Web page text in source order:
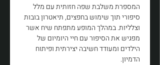
המספרת משלבת שפה חזותית עם מלל
סיפורי תוך שימוש בחפצים, תיאטרון בובות
וצלליות. במהלך המופע מתפתח שיח אשר
מפגיש את הסיפור עם חיי היומיום של
הילדים ומעודד חשיבה יצירתית ופיתוח
הדמיון.